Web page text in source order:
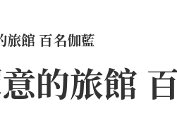
旅館 百名伽藍
的旅館